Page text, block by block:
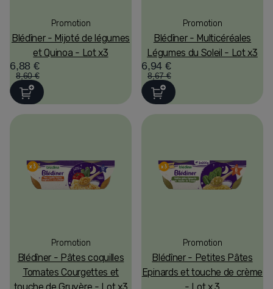
Promotion
Blédîner - Mijoté de légumes
et Quinoa - Lot x3
6,88 €
8,60 €
Promotion
Blédîner - Multicéréales
Légumes du Soleil - Lot x3
6,94 €
8,67 €
Promotion
Blédîner - Pâtes coquilles
Tomates Courgettes et
Promotion
Blédîner - Petites Pâtes
Epinards et touche de crème